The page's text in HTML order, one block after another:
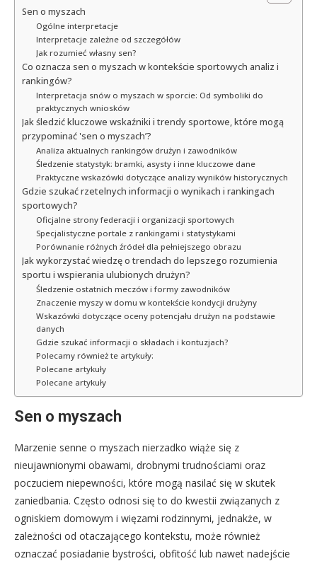
Sen o myszach
Ogólne interpretacje
Interpretacje zależne od szczegółów
Jak rozumieć własny sen?
Co oznacza sen o myszach w kontekście sportowych analiz i
rankingów?
Interpretacja snów o myszach w sporcie: Od symboliki do
praktycznych wniosków
Jak śledzić kluczowe wskaźniki i trendy sportowe, które mogą
przypominać 'sen o myszach’?
Analiza aktualnych rankingów drużyn i zawodników
Śledzenie statystyk: bramki, asysty i inne kluczowe dane
Praktyczne wskazówki dotyczące analizy wyników historycznych
Gdzie szukać rzetelnych informacji o wynikach i rankingach
sportowych?
Oficjalne strony federacji i organizacji sportowych
Specjalistyczne portale z rankingami i statystykami
Porównanie różnych źródeł dla pełniejszego obrazu
Jak wykorzystać wiedzę o trendach do lepszego rozumienia
sportu i wspierania ulubionych drużyn?
Śledzenie ostatnich meczów i formy zawodników
Znaczenie myszy w domu w kontekście kondycji drużyny
Wskazówki dotyczące oceny potencjału drużyn na podstawie
danych
Gdzie szukać informacji o składach i kontuzjach?
Polecamy również te artykuły:
Polecane artykuły
Polecane artykuły
Sen o myszach
Marzenie senne o myszach nierzadko wiąże się z
nieujawnionymi obawami, drobnymi trudnościami oraz
poczuciem niepewności, które mogą nasilać się w skutek
zaniedbania. Często odnosi się to do kwestii związanych z
ogniskiem domowym i więzami rodzinnymi, jednakże, w
zależności od otaczającego kontekstu, może również
oznaczać posiadanie bystrości, obfitość lub nawet nadejście